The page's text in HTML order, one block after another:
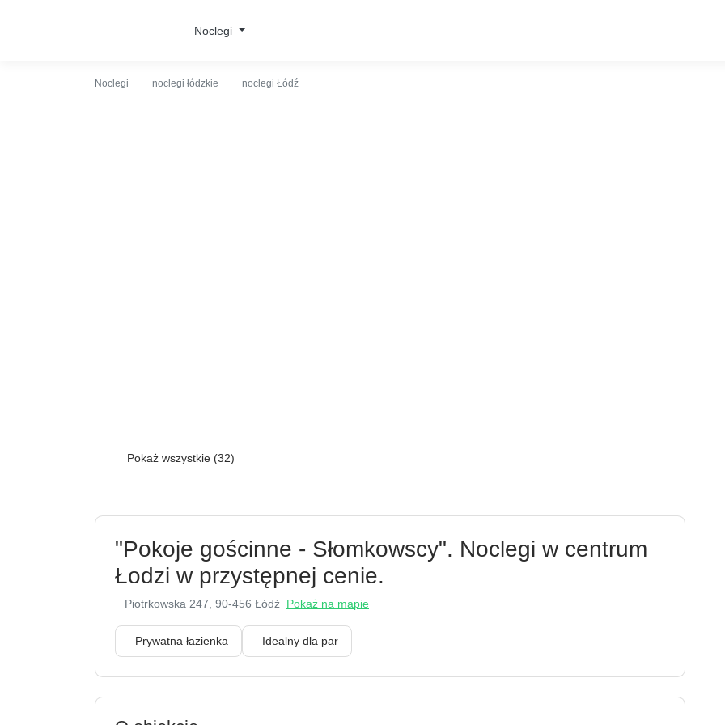
Noclegi
Udogodnienia
Noclegi noclegi łódzkie noclegi Łódź
Pokaż wszystkie (32)
"Pokoje gościnne - Słomkowscy". Noclegi w centrum
Łodzi w przystępnej cenie.
Piotrkowska 247 , 90-456 Łódź Pokaż na mapie
Prywatna łazienka Idealny dla par